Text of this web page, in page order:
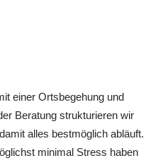
einer Ortsbegehung und
Beratung strukturieren wir
alles bestmöglich abläuft.
minimal Stress haben